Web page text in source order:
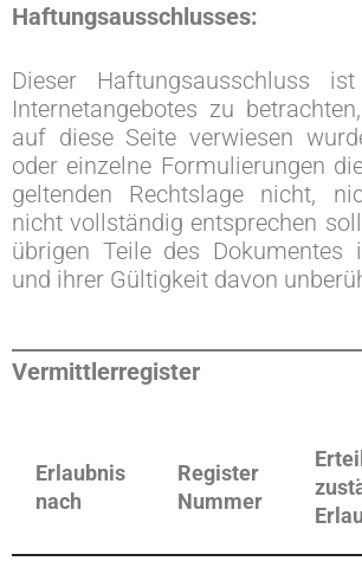
Haftungsausschlusses:
Dieser Haftungsausschluss
Internetangebotes zu
auf diese Seite verwiesen
oder einzelne Formulierungen
geltenden Rechtslage nicht,
nicht vollständig entsprechen
übrigen Teile des
und ihrer Gültigkeit davon
Vermittlerregister
Erlaubnis
nach
Register
Nummer